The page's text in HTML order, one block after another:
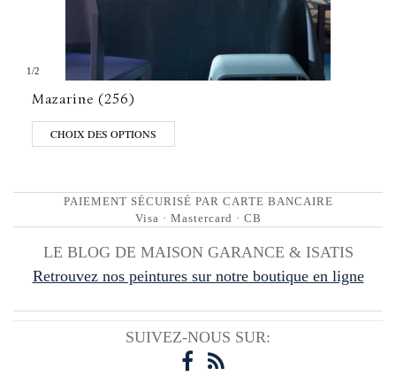
1/2
Mazarine (256)
CHOIX DES OPTIONS
PAIEMENT SÉCURISÉ PAR CARTE BANCAIRE
Visa · Mastercard · CB
LE BLOG DE MAISON GARANCE & ISATIS
Retrouvez nos peintures sur notre boutique en ligne
SUIVEZ-NOUS SUR: